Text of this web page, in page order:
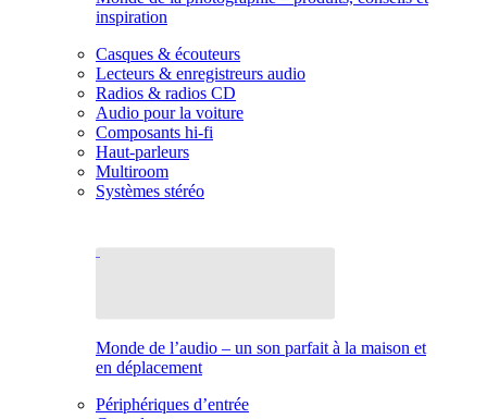
inspiration
Casques & écouteurs
Lecteurs & enregistreurs audio
Radios & radios CD
Audio pour la voiture
Composants hi-fi
Haut-parleurs
Multiroom
Systèmes stéréo
Monde de l’audio – un son parfait à la maison et
en déplacement
Périphériques d’entrée